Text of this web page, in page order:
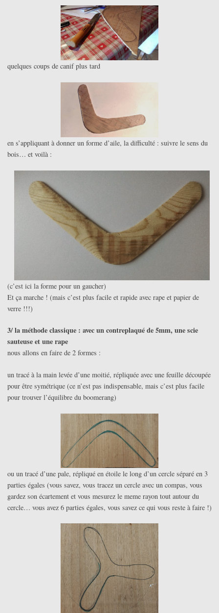
quelques coups de canif plus tard
en s’appliquant à donner un forme d’aile, la difficulté : suivre le sens du
bois… et voilà :
(c’est ici la forme pour un gaucher)
Et ça marche ! (mais c’est plus facile et rapide avec rape et papier de
verre !!!)
3/ la méthode classique : avec un contreplaqué de 5mm, une scie
sauteuse et une rape
nous allons en faire de 2 formes :
un tracé à la main levée d’une moitié, répliquée avec une feuille découpée
pour être symétrique (ce n’est pas indispensable, mais c’est plus facile
pour trouver l’équilibre du boomerang)
ou un tracé d’une pale, répliqué en étoile le long d’un cercle séparé en 3
parties égales (vous savez, vous tracez un cercle avec un compas, vous
gardez son écartement et vous mesurez le meme rayon tout autour du
cercle… vous avez 6 parties égales, vous savez ce qui vous reste à faire !)